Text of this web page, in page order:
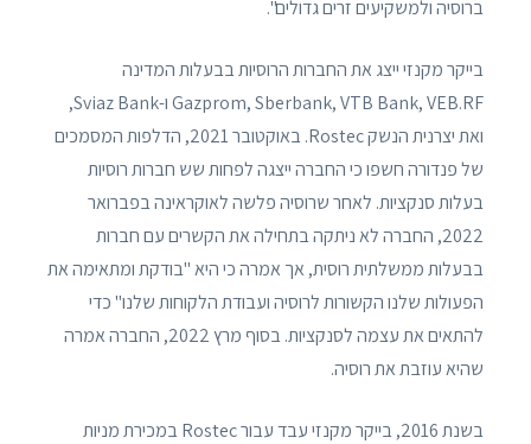
ברוסיה ולמשקיעים זרים גדולים".
בייקר מקנזי ייצג את החברות הרוסיות בבעלות המדינה
Gazprom, Sberbank, VTB Bank, VEB.RF ו-Sviaz Bank,
ואת יצרנית הנשק Rostec. באוקטובר 2021, הדלפות המסמכים
של פנדורה חשפו כי החברה ייצגה לפחות שש חברות רוסיות
בעלות סנקציות. לאחר שרוסיה פלשה לאוקראינה בפברואר
2022, החברה לא ניתקה בתחילה את הקשרים עם חברות
בבעלות ממשלתית רוסית, אך אמרה כי היא "בודקת ומתאימה את
הפעולות שלנו הקשורות לרוסיה ועבודת הלקוחות שלנו" כדי
להתאים את עצמה לסנקציות. בסוף מרץ 2022, החברה אמרה
שהיא עוזבת את רוסיה.
בשנת 2016, בייקר מקנזי עבד עבור Rostec במכירת מניות